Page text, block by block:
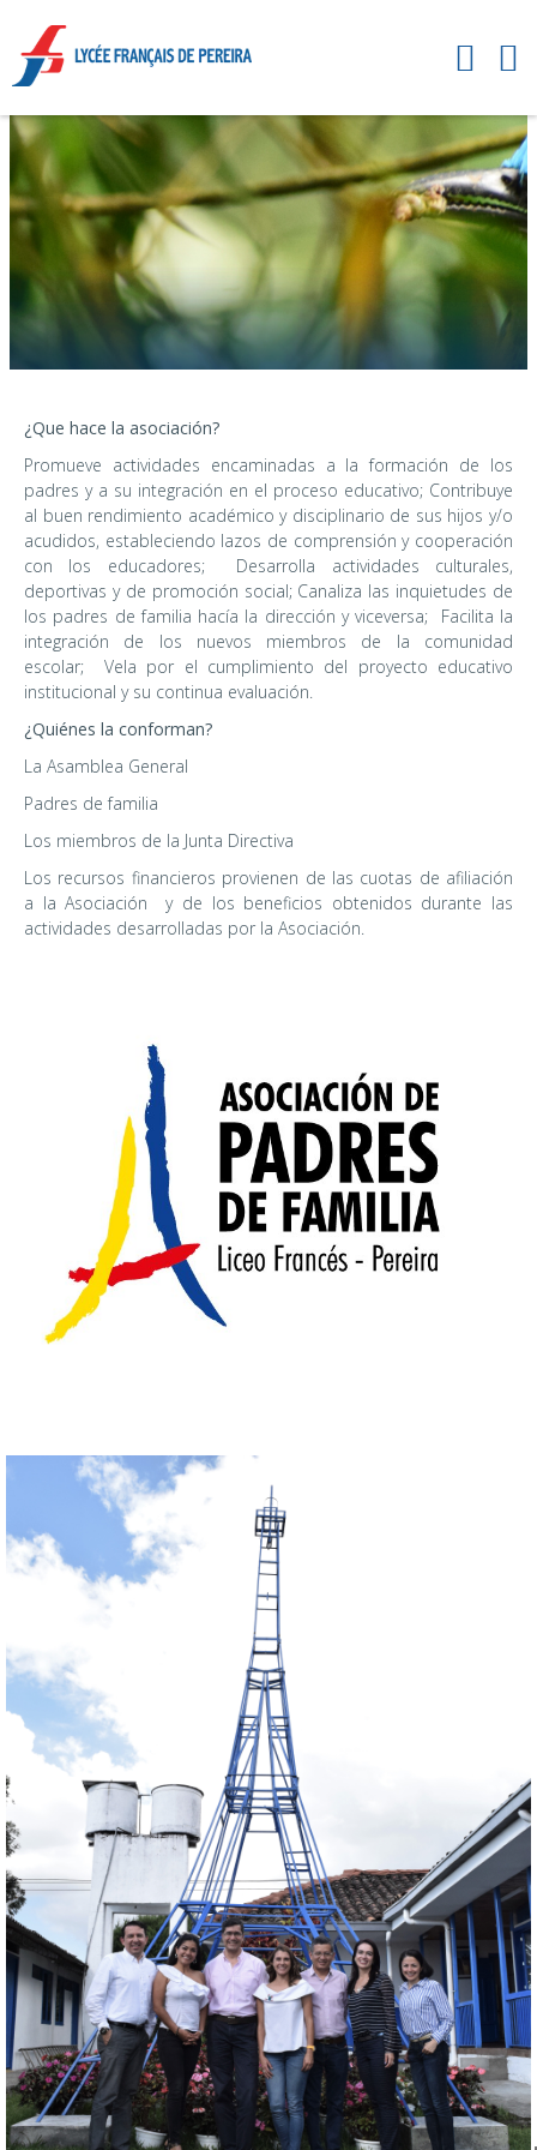
¿Que hace la asociación?
Promueve actividades encaminadas a la formación de los
padres y a su integración en el proceso educativo; Contribuye
al buen rendimiento académico y disciplinario de sus hijos y/o
acudidos, estableciendo lazos de comprensión y cooperación
con los educadores; Desarrolla actividades culturales,
deportivas y de promoción social; Canaliza las inquietudes de
los padres de familia hacía la dirección y viceversa; Facilita la
integración de los nuevos miembros de la comunidad
escolar; Vela por el cumplimiento del proyecto educativo
institucional y su continua evaluación.
¿Quiénes la conforman?
La Asamblea General
Padres de familia
Los miembros de la Junta Directiva
Los recursos financieros provienen de las cuotas de afiliación
a la Asociación y de los beneficios obtenidos durante las
actividades desarrolladas por la Asociación.